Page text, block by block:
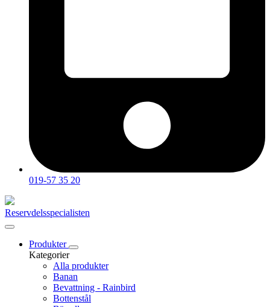
019-57 35 20
Reservdelsspecialisten
Produkter
Kategorier
Alla produkter
Banan
Bevattning - Rainbird
Bottenstål